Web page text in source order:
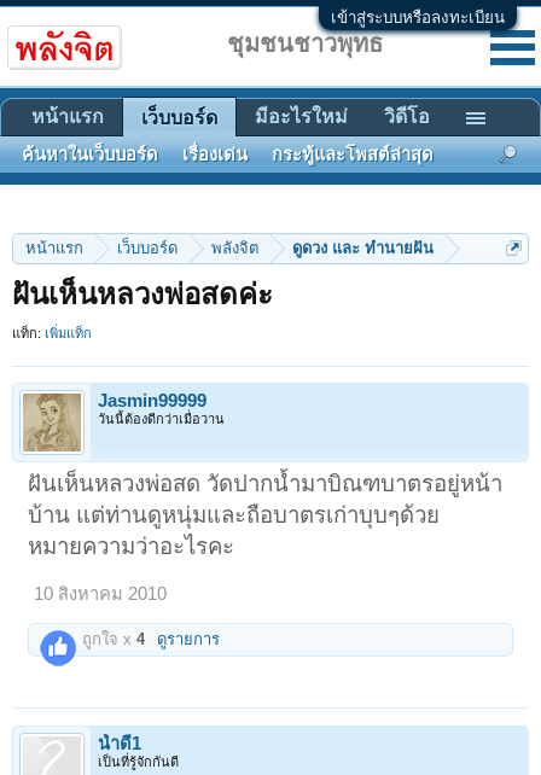
เข้าสู่ระบบหรือลงทะเบียน
หน้าแรก เว็บบอร์ด พลังจิต ดูดวง และ ทำนายฝัน
ฝันเห็นหลวงพ่อสดค่ะ
แท็ก: เพิ่มแท็ก
Jasmin99999
วันนี้ต้องดีกว่าเมื่อวาน
ฝันเห็นหลวงพ่อสด วัดปากน้ำมาบิณฑบาตรอยู่หน้า
บ้าน แต่ท่านดูหนุ่มและถือบาตรเก่าบุบๆด้วย
หมายความว่าอะไรคะ
10 สิงหาคม 2010
ถูกใจ x4 ดูรายการ
น้ำดี1
เป็นที่รู้จักกันดี
ชุมชนชาวพุทธ
หน้าแรก เว็บบอร์ด
ค้นหาในเว็บบอร์ด เรื่องเด่น กระทู้และโพสต์ล่าสุด
มีอะไรใหม่ วิดีโอ